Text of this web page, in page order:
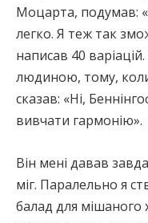
Моцарта, подумав:
легко. Я теж так
написав 40
людиною, тому,
сказав: «Ні,
вивчати гармонію».
Він мені давав
міг. Паралельно я
балад для мішаного